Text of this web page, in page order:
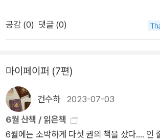
라고, -(으)니, -(으)니만큼, -기 때문에, -는
(으)ㄴ/는 탓에, -아/어 가지고, -아/어(172)’
를 쓰는 우리들은 이런 말을 별 생각없이 자
다. 그런데 만일 외국인이 우리나라 말을 배
는 이유를 말할 때 쓰는 문법을 외워야 한다
을 것이다. 그리고 그 문법을 일상 대화에서
는 것은 정말 말처럼 쉬운 일이 아닐 것이다. “
유 문법이 많을까? 가은도 생각해본 적이 있었
은 아주 오래전부터 이유를 아주 중요하게 생
늘 하위권을 맡게 됩니다.그러다 이번 학기
는 세 번이나 유급을 한 벨라루스 국적의 학생
습니다.H대 어학당에서 단 두 명뿐인 지방대
가에서는 늘 1등을 하고, 학생에게 공개 고백
기가 많은 2년 차 신입 강사입니다.그러던 어
의 문자가 전달됩니다.바로 ​I saw your video​
무슨 일이 있었던 걸까...​겨울 학기는 '한희'의
희가 앞으로 더 안정하고 행족한 길을 걸어가
했어요. 한국어 어학당 교사도 열악한 대우 그
공감 (0) 댓글 (0)
마이페이퍼 (7편)
건수하2023-07-03
6월 산책 / 읽은책
6월에는 소박하게 다섯 권의 책을 샀다.... 인